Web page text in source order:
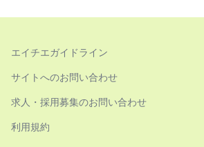
エイチエガイドライン
サイトへのお問い合わせ
求人・採用募集のお問い合わせ
利用規約